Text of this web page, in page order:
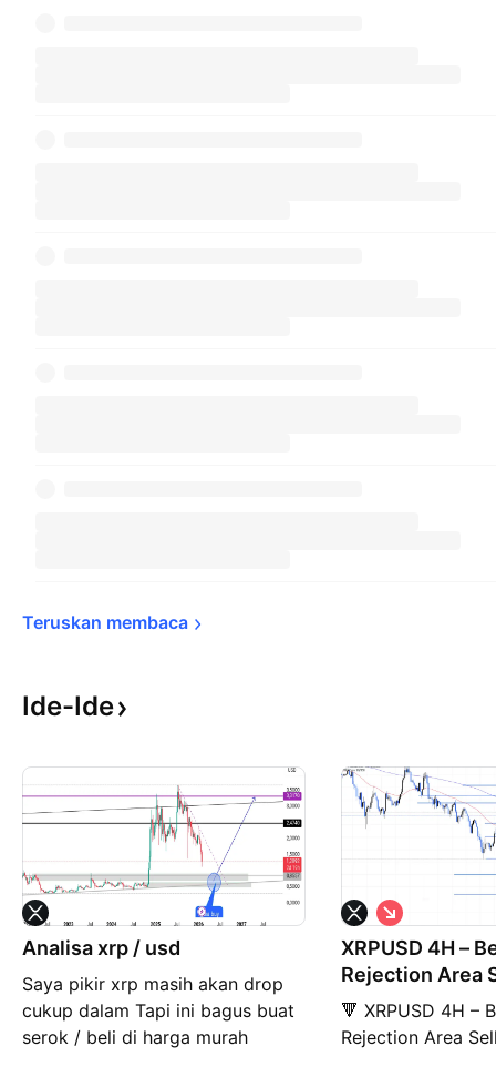
Teruskan membaca
Ide-Ide
Analisa xrp / usd
Saya pikir xrp masih akan drop
cukup dalam Tapi ini bagus buat
serok / beli di harga murah
XRPUSD 4H –
Rejection Area
🔻 XRPUSD 4H –
Rejection Area
P
e
n
u
a
l
a